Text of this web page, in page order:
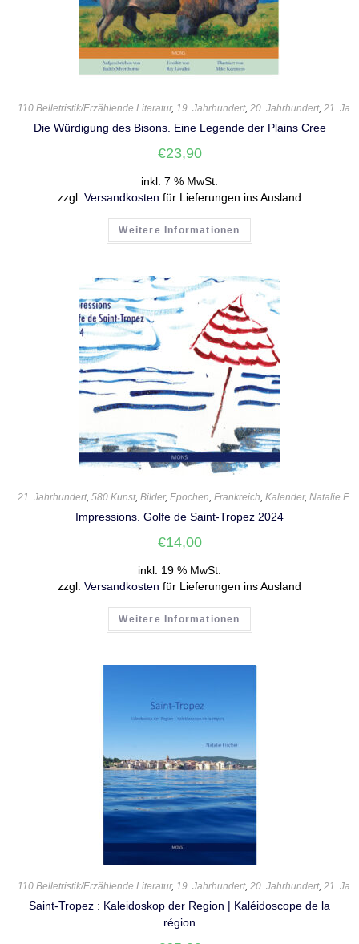
110 Belletristik/Erzählende Literatur,19. Jahrhundert,20. Jahrhundert,21.
Die Würdigung des Bisons. Eine Legende der Plains Cree
€23,90
inkl. 7 % MwSt.
zzgl. Versandkosten für Lieferungen ins Ausland
Weitere Informationen
21. Jahrhundert,580 Kunst,Bilder,Epochen,Frankreich,Kalender,Natalie
Impressions. Golfe de Saint-Tropez 2024
€14,00
inkl. 19 % MwSt.
zzgl. Versandkosten für Lieferungen ins Ausland
Weitere Informationen
110 Belletristik/Erzählende Literatur,19. Jahrhundert,20. Jahrhundert,21.
Saint-Tropez : Kaleidoskop der Region | Kaléidoscope de la
région